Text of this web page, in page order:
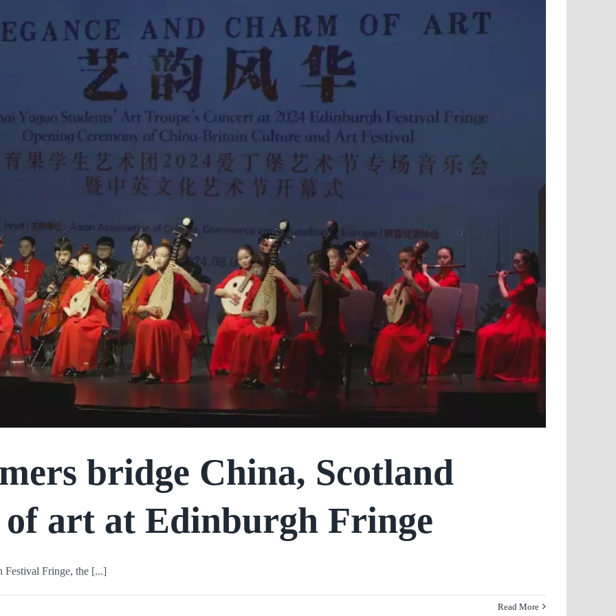
bridge China, Scotland
art at Edinburgh Fringe
Festival Fringe, the [...]
Read More